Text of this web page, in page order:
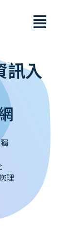
訊入
理